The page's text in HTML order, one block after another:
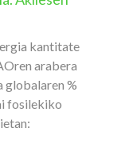
kantitate
arabera
globalaren %
fosilekiko